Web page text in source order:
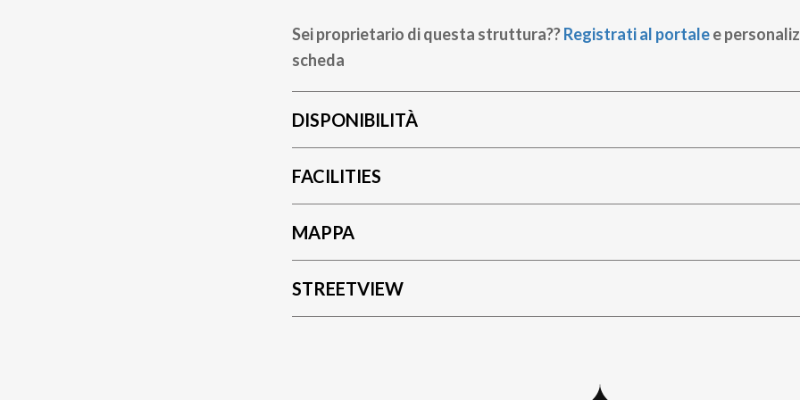
Sei proprietario di questa struttura??Registrati al portalee
scheda
DISPONIBILITÀ
FACILITIES
MAPPA
STREETVIEW